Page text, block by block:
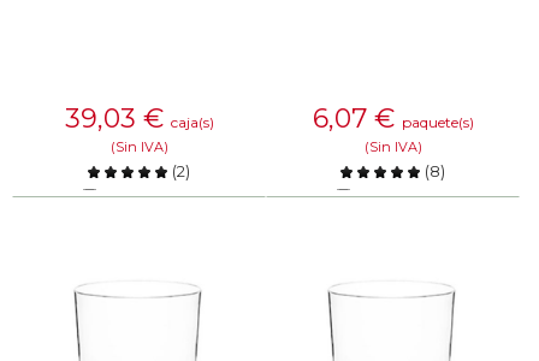
39,03 € caja(s)
(Sin IVA)
(2)
Comparar
6,07 € paquete(s)
(Sin IVA)
(8)
Comparar